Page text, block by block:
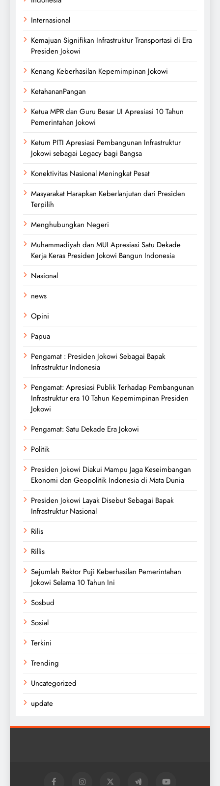
Internasional
Kemajuan Signifikan Infrastruktur Transportasi di Era
Presiden Jokowi
Kenang Keberhasilan Kepemimpinan Jokowi
KetahananPangan
Ketua MPR dan Guru Besar UI Apresiasi 10 Tahun
Pemerintahan Jokowi
Ketum PITI Apresiasi Pembangunan Infrastruktur
Jokowi sebagai Legacy bagi Bangsa
Konektivitas Nasional Meningkat Pesat
Masyarakat Harapkan Keberlanjutan dari Presiden
Terpilih
Menghubungkan Negeri
Muhammadiyah dan MUI Apresiasi Satu Dekade
Kerja Keras Presiden Jokowi Bangun Indonesia
Nasional
news
Opini
Papua
Pengamat : Presiden Jokowi Sebagai Bapak
Infrastruktur Indonesia
Pengamat: Apresiasi Publik Terhadap Pembangunan
Infrastruktur era 10 Tahun Kepemimpinan Presiden
Jokowi
Pengamat: Satu Dekade Era Jokowi
Politik
Presiden Jokowi Diakui Mampu Jaga Keseimbangan
Ekonomi dan Geopolitik Indonesia di Mata Dunia
Presiden Jokowi Layak Disebut Sebagai Bapak
Infrastruktur Nasional
Rilis
Rillis
Sejumlah Rektor Puji Keberhasilan Pemerintahan
Jokowi Selama 10 Tahun Ini
Sosbud
Sosial
Terkini
Trending
Uncategorized
update